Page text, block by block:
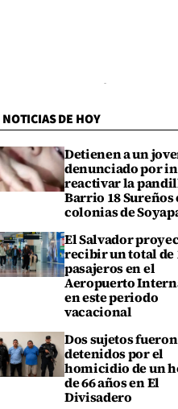
NOTICIAS DE HOY
Detienen a un
denunciado por
reactivar la
Barrio 18 Sureños
colonias de
El Salvador
recibir un total de
pasajeros en el
Aeropuerto
en este periodo
vacacional
Dos sujetos fueron
detenidos por el
homicidio de un
de 66 años en El
Divisadero